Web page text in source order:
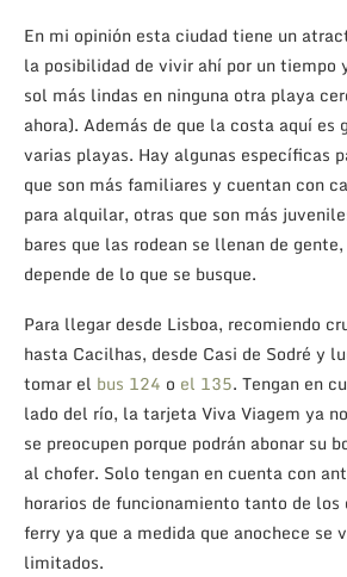
En mi opinión esta ciudad tiene un
la posibilidad de vivir ahí por un tiempo
sol más lindas en ninguna otra playa
ahora). Además de que la costa aquí es
varias playas. Hay algunas específicas
que son más familiares y cuentan con
para alquilar, otras que son más
bares que las rodean se llenan de
depende de lo que se busque.
Para llegar desde Lisboa, recomiendo
hasta Cacilhas, desde Casi de Sodré y
tomar el bus 124 o el 135. Tengan en
lado del río, la tarjeta Viva Viagem ya
se preocupen porque podrán abonar su
al chofer. Solo tengan en cuenta con
horarios de funcionamiento tanto de
ferry ya que a medida que anochece se
limitados.